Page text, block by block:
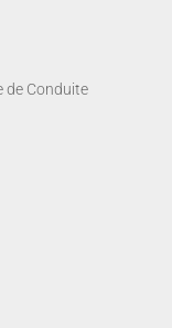
de Conduite